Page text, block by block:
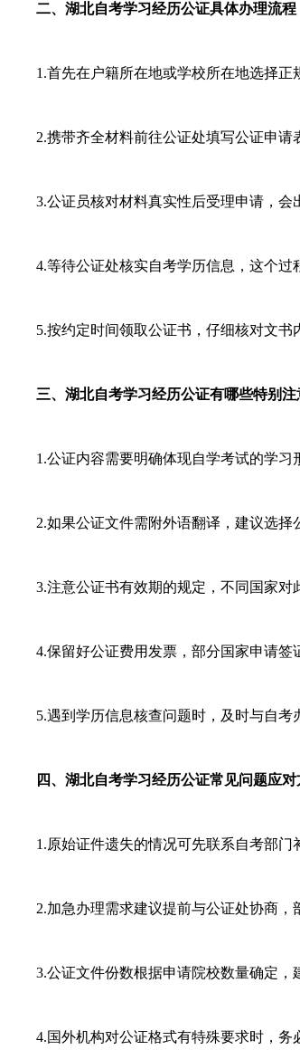
二、湖北自考学习经历公证具体办理流程
1.首先在户籍所在地或学校所在地选择正
2.携带齐全材料前往公证处填写公证申请
3.公证员核对材料真实性后受理申请，会
4.等待公证处核实自考学历信息，这个过
5.按约定时间领取公证书，仔细核对文书
三、湖北自考学习经历公证有哪些特别注
1.公证内容需要明确体现自学考试的学习
2.如果公证文件需附外语翻译，建议选择
3.注意公证书有效期的规定，不同国家对
4.保留好公证费用发票，部分国家申请签
5.遇到学历信息核查问题时，及时与自考
四、湖北自考学习经历公证常见问题应对
1.原始证件遗失的情况可先联系自考部门
2.加急办理需求建议提前与公证处协商，
3.公证文件份数根据申请院校数量确定，
4.国外机构对公证格式有特殊要求时，务